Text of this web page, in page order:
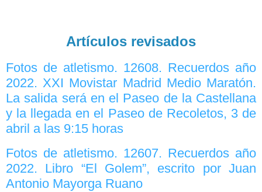
Artículos revisados
Fotos de atletismo. 12608. Recuerdos año
2022. XXI Movistar Madrid Medio Maratón.
La salida será en el Paseo de la Castellana
y la llegada en el Paseo de Recoletos, 3 de
abril a las 9:15 horas
Fotos de atletismo. 12607. Recuerdos año
2022. Libro “El Golem”, escrito por Juan
Antonio Mayorga Ruano